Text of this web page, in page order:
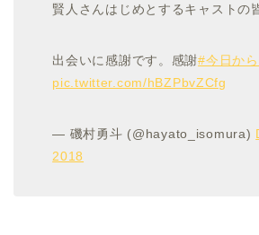
賢人さんはじめとするキャストの
出会いに感謝です。感謝#今日か
pic.twitter.com/hBZPbvZCfg
— 磯村勇斗 (@hayato_isomura)
2018